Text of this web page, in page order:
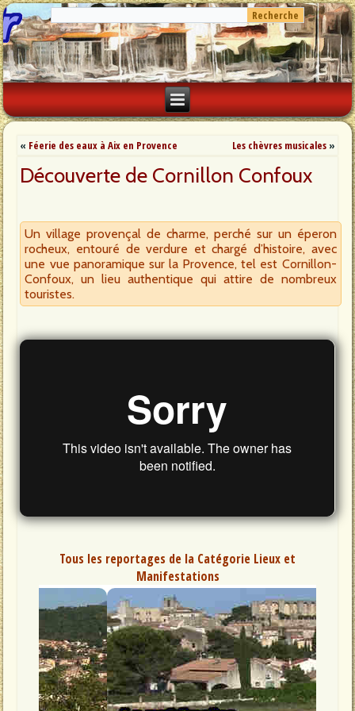
« Féerie des eaux à Aix en Provence Les chèvres musicales»
Découverte de Cornillon Confoux
Un village provençal de charme, perché sur un éperon
rocheux, entouré de verdure et chargé d’histoire, avec
une vue panoramique sur la Provence, tel est Cornillon-
Confoux, un lieu authentique qui attire de nombreux
touristes.
Tous les reportages de la Catégorie Lieux et
Manifestations